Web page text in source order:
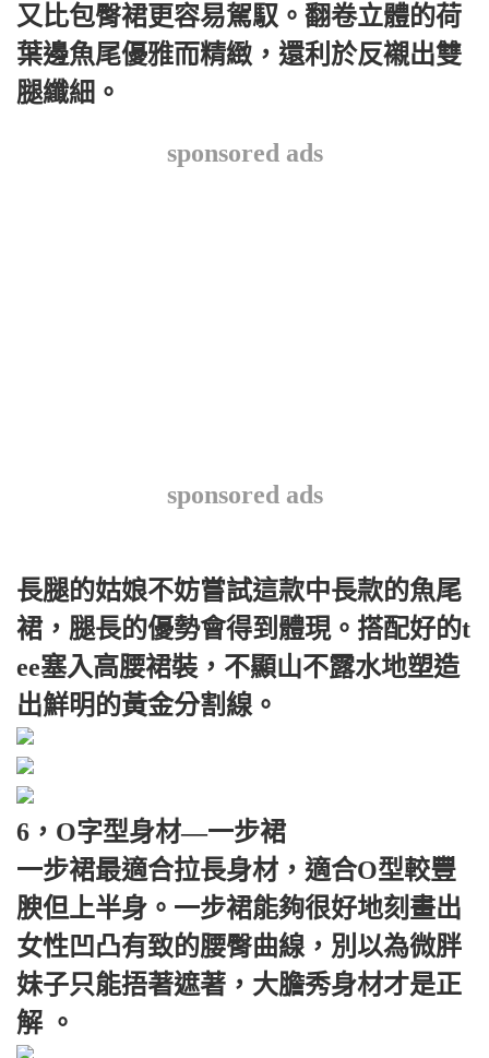
又比包臀裙更容易駕馭。翻卷立體的荷
葉邊魚尾優雅而精緻，還利於反襯出雙
腿纖細。
sponsored ads
sponsored ads
長腿的姑娘不妨嘗試這款中長款的魚尾
裙，腿長的優勢會得到體現。搭配好的t
ee塞入高腰裙裝，不顯山不露水地塑造
出鮮明的黃金分割線。
6，O字型身材—一步裙
一步裙最適合拉長身材，適合O型較豐
腴但上半身。一步裙能夠很好地刻畫出
女性凹凸有致的腰臀曲線，別以為微胖
妹子只能捂著遮著，大膽秀身材才是正
解 。